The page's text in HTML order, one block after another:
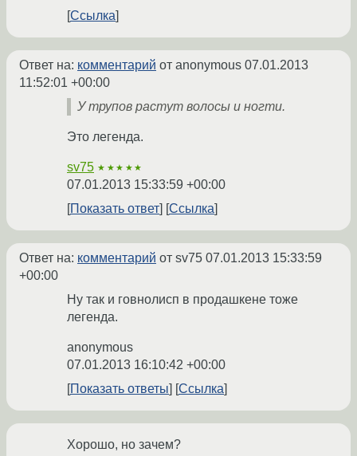
Ссылка
Ответ на: комментарий от anonymous 07.01.2013
11:52:01 +00:00
У трупов растут волосы и ногти.
Это легенда.
sv75 ★★★★★
07.01.2013 15:33:59 +00:00
Показать ответ
Ссылка
Ответ на: комментарий от sv75 07.01.2013 15:33:59
+00:00
Ну так и говнолисп в продашкене тоже
легенда.
anonymous
07.01.2013 16:10:42 +00:00
Показать ответы
Ссылка
Хорошо, но зачем?